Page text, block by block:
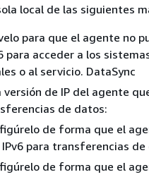
local de las siguientes
para que el agente no
para acceder a los
o al servicio. DataSync
versión de IP del agente
de datos:
de forma que el
para transferencias de
de forma que el